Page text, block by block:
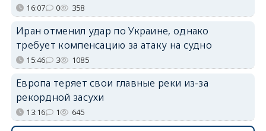
16:07 0 358
Иран отменил удар по Украине, однако
требует компенсацию за атаку на судно
15:46 3 1085
Европа теряет свои главные реки из-за
рекордной засухи
13:16 1 645